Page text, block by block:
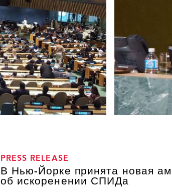
PRESS RELEASE
В Нью-Йорке принята новая
об искоренении СПИДа